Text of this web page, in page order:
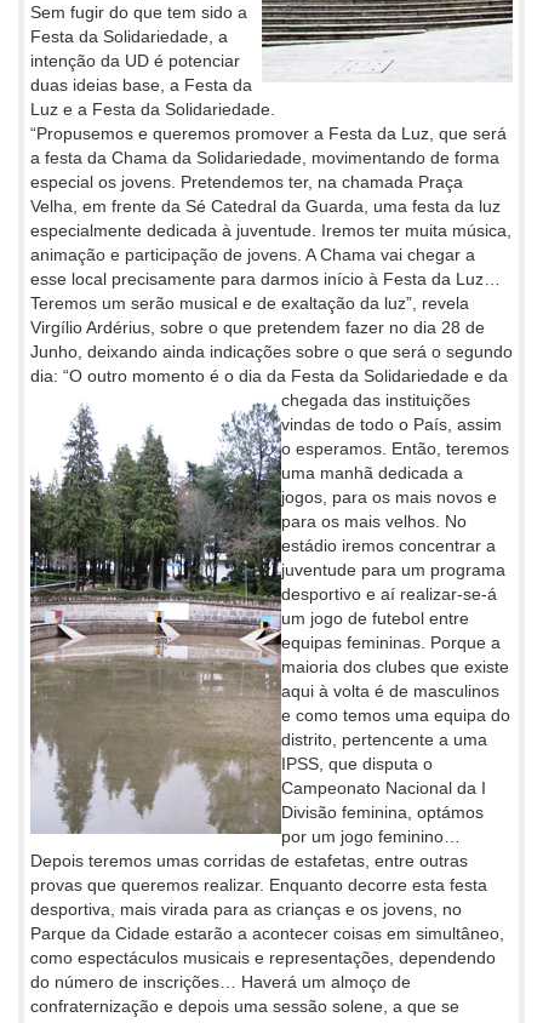
Sem fugir do que tem sido a
Festa da Solidariedade, a
intenção da UD é potenciar
duas ideias base, a Festa da
Luz e a Festa da Solidariedade.
“Propusemos e queremos promover a Festa da Luz, que será
a festa da Chama da Solidariedade, movimentando de forma
especial os jovens. Pretendemos ter, na chamada Praça
Velha, em frente da Sé Catedral da Guarda, uma festa da luz
especialmente dedicada à juventude. Iremos ter muita música,
animação e participação de jovens. A Chama vai chegar a
esse local precisamente para darmos início à Festa da Luz…
Teremos um serão musical e de exaltação da luz”, revela
Virgílio Ardérius, sobre o que pretendem fazer no dia 28 de
Junho, deixando ainda indicações sobre o que será o segundo
dia: “O outro momento é o dia da Festa da Solidariedade e da
chegada das instituições
vindas de todo o País, assim
o esperamos. Então, teremos
uma manhã dedicada a
jogos, para os mais novos e
para os mais velhos. No
estádio iremos concentrar a
juventude para um programa
desportivo e aí realizar-se-á
um jogo de futebol entre
equipas femininas. Porque a
maioria dos clubes que existe
aqui à volta é de masculinos
e como temos uma equipa do
distrito, pertencente a uma
IPSS, que disputa o
Campeonato Nacional da I
Divisão feminina, optámos
por um jogo feminino…
Depois teremos umas corridas de estafetas, entre outras
provas que queremos realizar. Enquanto decorre esta festa
desportiva, mais virada para as crianças e os jovens, no
Parque da Cidade estarão a acontecer coisas em simultâneo,
como espectáculos musicais e representações, dependendo
do número de inscrições… Haverá um almoço de
confraternização e depois uma sessão solene, a que se